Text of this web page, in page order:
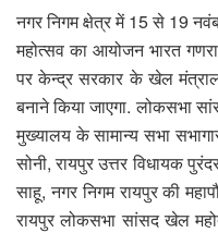
नगर निगम क्षेत्र में 15 से 19
महोत्सव का आयोजन भारत
पर केन्द्र सरकार के खेल
बनाने किया जाएगा. लोकसभा
मुख्यालय के सामान्य सभा
सोनी, रायपुर उत्तर विधायक
साहू, नगर निगम रायपुर की
रायपुर लोकसभा सांसद खेल